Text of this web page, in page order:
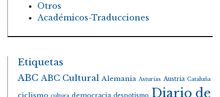
Otros
Académicos-Traducciones
Etiquetas
ABC ABC Cultural Alemania Asturias Austria Cataluña
democracia despotismo Diario de